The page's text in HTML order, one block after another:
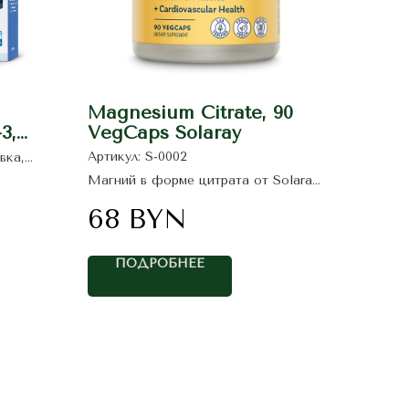
Magnesium Citrate, 90
VegCaps Solaray
Артикул: S-0002
Магний в форме цитрата от Solaray
мышц и снижения усталости.
68 BYN
ПОДРОБНЕЕ